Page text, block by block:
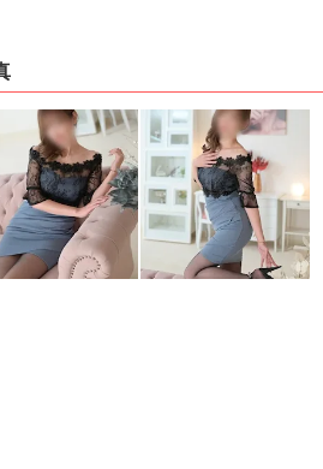
は出勤情報は一部です。詳細はお店にお問い合わせく